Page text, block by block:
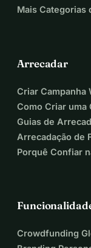
Mais Categorias
Arrecadar
Criar Campanha
Como Criar uma
Guias de
Arrecadação de
Porquê Confiar
Crowdfunding